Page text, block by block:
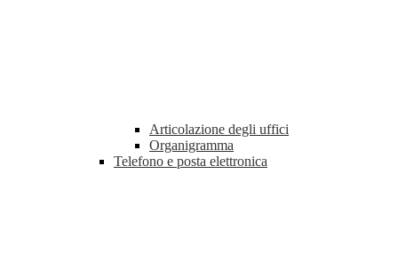
Articolazione degli uffici
Organigramma
Telefono e posta elettronica